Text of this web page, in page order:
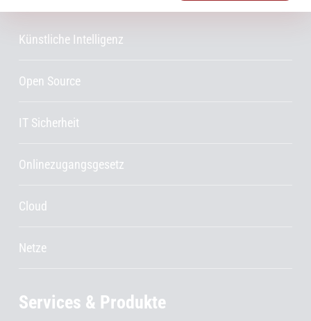
Künstliche Intelligenz
Open Source
IT Sicherheit
Onlinezugangsgesetz
Cloud
Netze
Services & Produkte